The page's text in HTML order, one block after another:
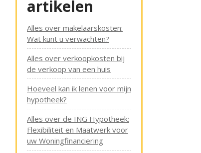
artikelen
Alles over makelaarskosten:
Wat kunt u verwachten?
Alles over verkoopkosten bij
de verkoop van een huis
Hoeveel kan ik lenen voor mijn
hypotheek?
Alles over de ING Hypotheek:
Flexibiliteit en Maatwerk voor
uw Woningfinanciering